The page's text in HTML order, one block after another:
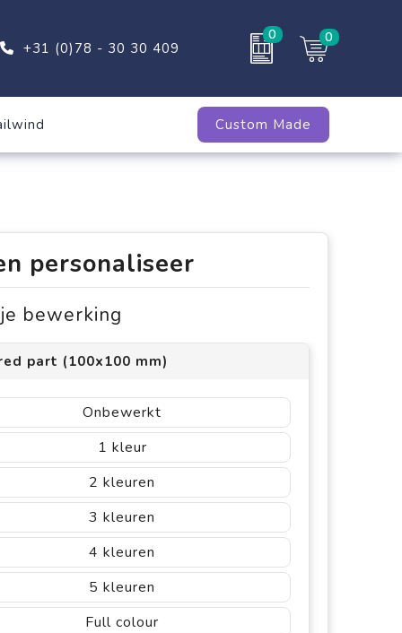
+31 (0)78 - 30 30 409
0 0
Custom Made
personaliseer
bewerking
part (100x100 mm)
Onbewerkt
1
2
3
4
5
Full colour